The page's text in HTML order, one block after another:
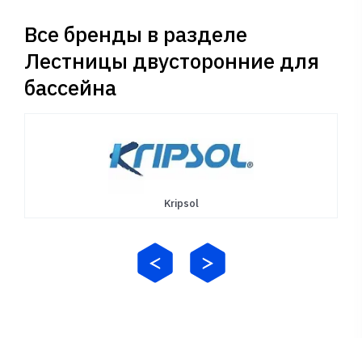
Все бренды в разделе
Лестницы двусторонние для
бассейна
Kripsol